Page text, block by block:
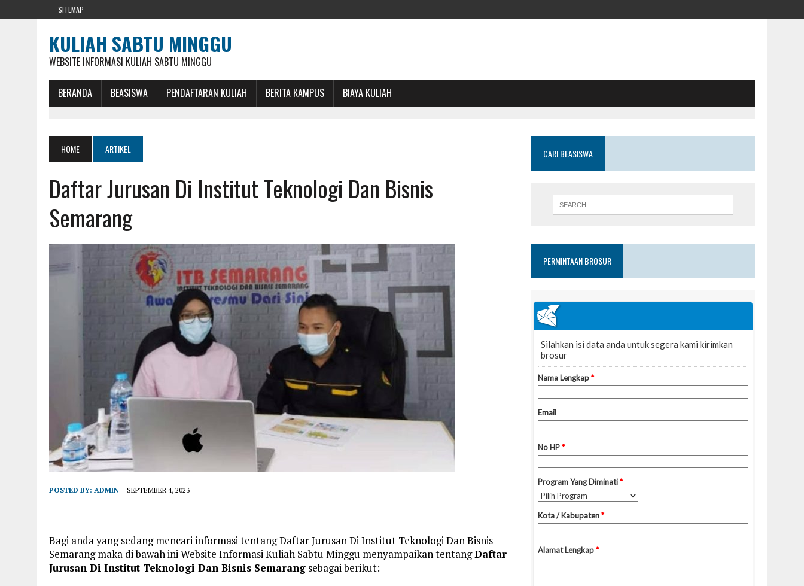
SITEMAP
KULIAH SABTU MINGGU
WEBSITE INFORMASI KULIAH SABTU MINGGU
BERANDA BEASISWA PENDAFTARAN KULIAH BERITA KAMPUS BIAYA KULIAH
HOME ARTIKEL
Daftar Jurusan Di Institut Teknologi Dan Bisnis
Semarang
POSTED BY: ADMIN SEPTEMBER 4, 2023
Bagi anda yang sedang mencari informasi tentang Daftar Jurusan Di Institut Teknologi Dan Bisnis
Semarang maka di bawah ini Website Informasi Kuliah Sabtu Minggu menyampaikan tentangDaftar
Jurusan Di Institut Teknologi Dan Bisnis Semarang sebagai berikut:
CARI BEASISWA
PERMINTAAN BROSUR